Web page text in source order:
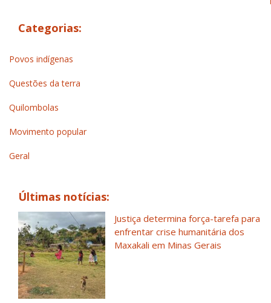
Categorias:
Povos indígenas
Questões da terra
Quilombolas
Movimento popular
Geral
Últimas notícias:
Justiça determina força-tarefa para
enfrentar crise humanitária dos
Maxakali em Minas Gerais